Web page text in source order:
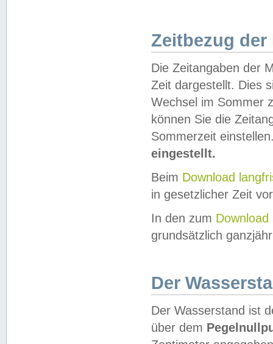
Zeitbezug der
Die Zeitangaben der
Zeit dargestellt. Dies
Wechsel im Sommer
können Sie die
Sommerzeit
eingestellt.
Beim Download
in gesetzlicher Zeit
In den zum Download
grundsätzlich
Der
Der Wasserstand ist
über dem